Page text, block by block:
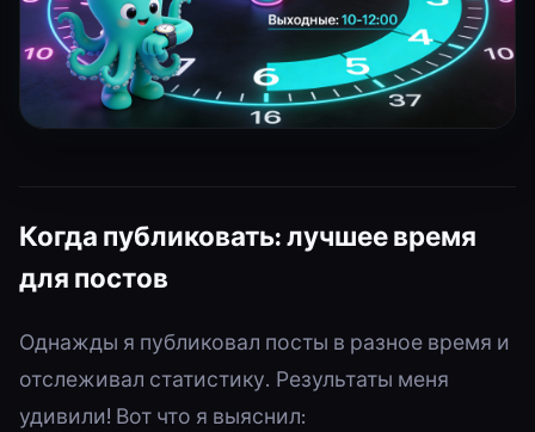
Когда публиковать: лучшее время
для постов
Однажды я публиковал посты в разное время и
отслеживал статистику. Результаты меня
удивили! Вот что я выяснил: